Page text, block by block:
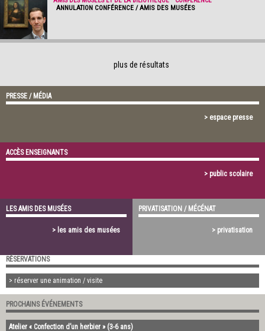
ANNULATION CONFÉRENCE / AMIS DES MUSÉES
plus de résultats
PRESSE / MÉDIA
> espace presse
ACCÈS ENSEIGNANTS
> public scolaire
LES AMIS DES MUSÉES
> les amis des musées
PRIVATISATION / MÉCÉNAT
> privatisation
RÉSERVATIONS
> réserver une animation / visite
PROCHAINS ÉVÉNEMENTS
Atelier « Confection d’un herbier » (3-6 ans)